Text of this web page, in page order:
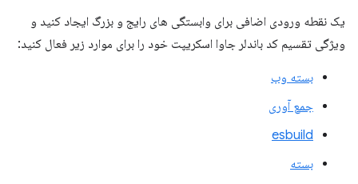
یک نقطه ورودی اضافی برای وابستگی های رایج و بزرگ ایجاد کنید و
ویژگی تقسیم کد باندلر جاوا اسکریپت خود را برای موارد زیر فعال کنید:
بسته وب
جمع آوری
esbuild
بسته